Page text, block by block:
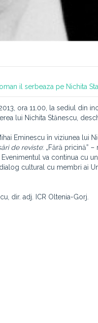
il serbeaza pe Nichita
ora 11.00, la sediul din
lui Nichita Stănescu,
Eminescu în viziunea lui
de reviste: „Fără pricină”
va continua cu un
cultural cu membri ai
dir. adj. ICR Oltenia-Gorj.